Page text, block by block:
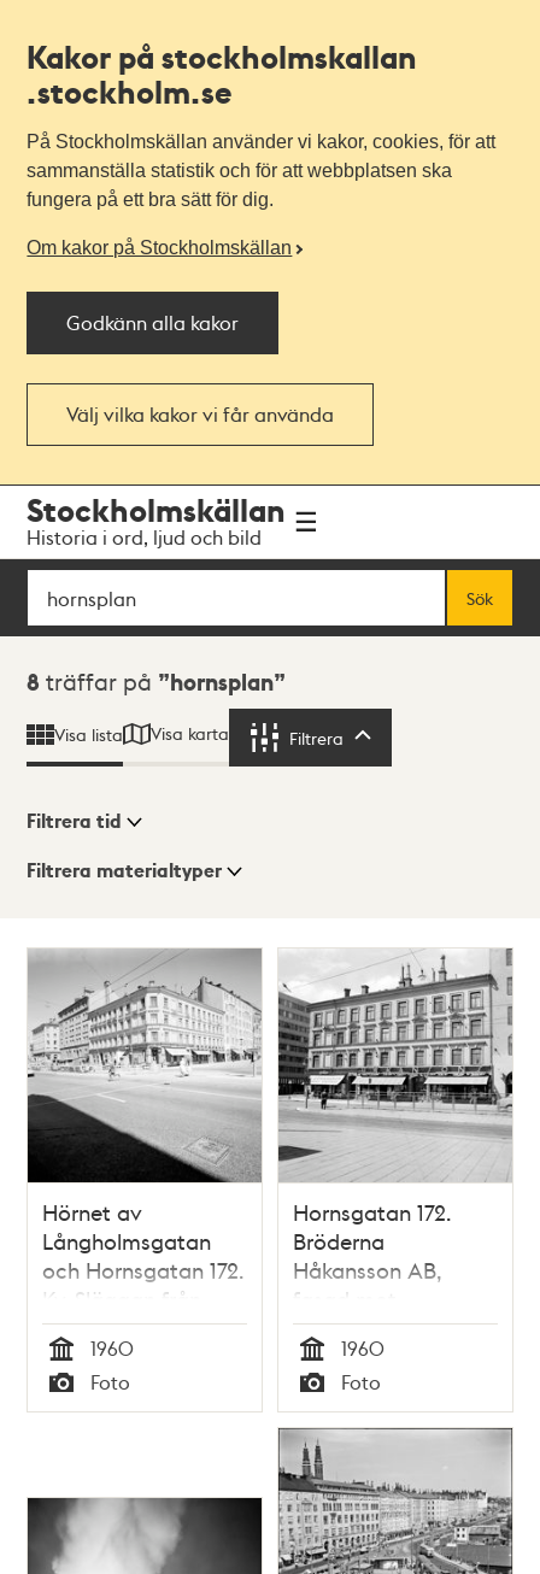
Kakor på stockholmskallan
.stockholm.se
På Stockholmskällan använder vi kakor, cookies, för att
sammanställa statistik och för att webbplatsen ska
fungera på ett bra sätt för dig.
Om kakor på Stockholmskällan
Godkänn alla kakor
Välj vilka kakor vi får använda
navigationen
huvudinnehållet
Stockholmskällan
Historia i ord, ljud och bild
Sök
Sök
Sökresultat
8 träffar på hornsplan
Visa lista Visa karta Filtrera
Visningsläge
Filtrera tid
Filtrera materialtyper
träffar
Hörnet av
Långholmsgatan
och Hornsgatan 172.
Kv. Släggan från
Hornsplan (nuv.
Hornstull)
Tid
1960
Typ
Foto
Hornsgatan 172.
Bröderna
Håkansson AB,
fasad mot
Hornsplan
Tid
1960
Typ
Foto